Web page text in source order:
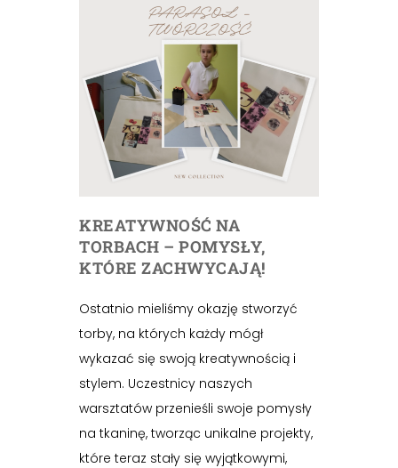
KREATYWNOŚĆ NA
TORBACH – POMYSŁY,
KTÓRE ZACHWYCAJĄ!
Ostatnio mieliśmy okazję stworzyć
torby, na których każdy mógł
wykazać się swoją kreatywnością i
stylem. Uczestnicy naszych
warsztatów przenieśli swoje pomysły
na tkaninę, tworząc unikalne projekty,
które teraz stały się wyjątkowymi,